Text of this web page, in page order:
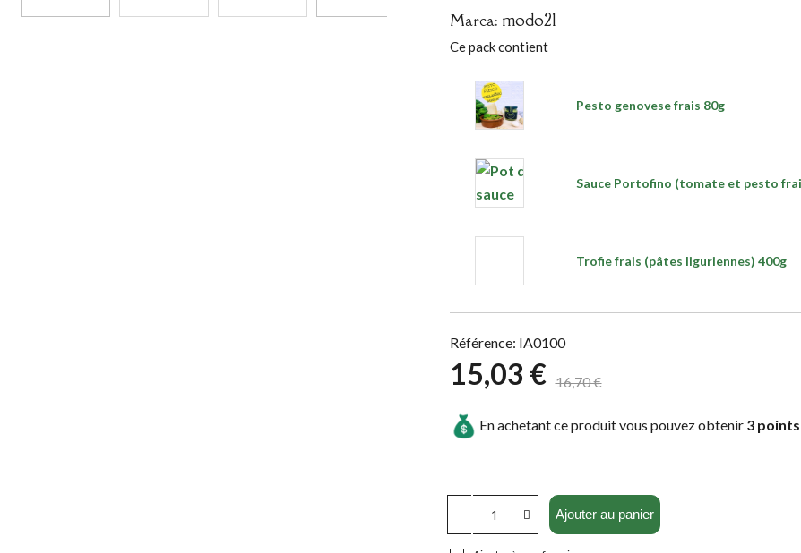
Marca: modo21
Ce pack contient
Pesto genovese frais 80g
Sauce Portofino (tomate et pesto
Trofie frais (pâtes liguriennes) 400g
Référence: IA0100
15,03 € 16,70 €
En achetant ce produit vous pouvez obtenir 3 points
Ajouter au panier